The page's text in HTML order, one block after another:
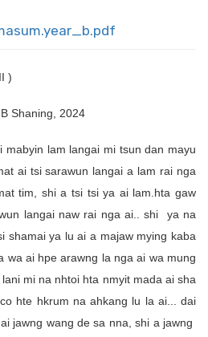
)
Shaning, 2024
mabyin lam langai mi tsun dan mayu
ai tsi sarawun langai a lam rai nga
tim, shi a tsi tsi ya ai lam.hta gaw
langai naw rai nga ai.. shi ya na
shamai ya lu ai a majaw mying kaba
ai hpe arawng la nga ai wa mung
mi na nhtoi hta nmyit mada ai sha
hte hkrum na ahkang lu la ai... dai
jawng wang de sa nna, shi a jawng